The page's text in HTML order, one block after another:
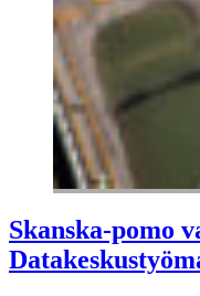
Skanska-pomo